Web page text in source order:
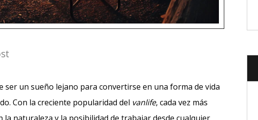
ser un sueño lejano para convertirse en una forma de vida
Con la creciente popularidad del vanlife, cada vez más